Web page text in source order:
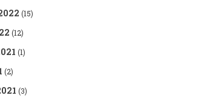
(15)
(12)
(1)
(2)
(3)